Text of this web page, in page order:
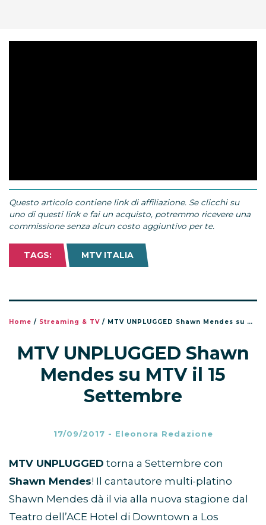
Questo articolo contiene link di affiliazione. Se clicchi su
uno di questi link e fai un acquisto, potremmo ricevere una
commissione senza alcun costo aggiuntivo per te.
TAGS: MTV ITALIA
Home / Streaming & TV / MTV UNPLUGGED Shawn Mendes su MTV il 15 Settembre
MTV UNPLUGGED Shawn
Mendes su MTV il 15
Settembre
17/09/2017 - Eleonora Redazione
MTV UNPLUGGED torna a Settembre con
Shawn Mendes! Il cantautore multi-platino
Shawn Mendes dà il via alla nuova stagione dal
Teatro dell’ACE Hotel di Downtown a Los